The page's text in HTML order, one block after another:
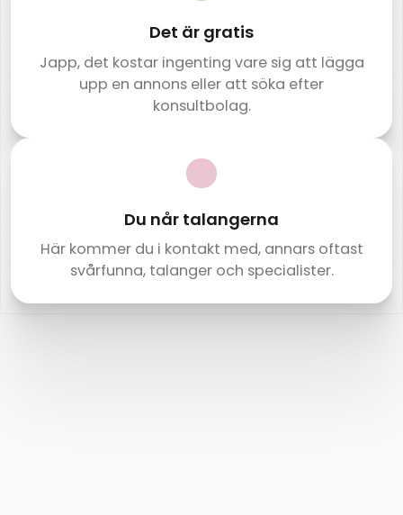
Det är gratis
Japp, det kostar ingenting vare sig att lägga
upp en annons eller att söka efter
konsultbolag.
Du når talangerna
Här kommer du i kontakt med, annars oftast
svårfunna, talanger och specialister.